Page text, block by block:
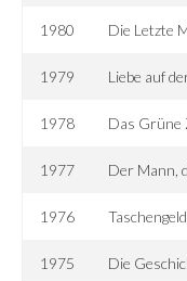
1980 Die Letzte
1979 Liebe auf
1978 Das Grüne
1977 Der Mann,
1976 Taschengeld
1975 Die